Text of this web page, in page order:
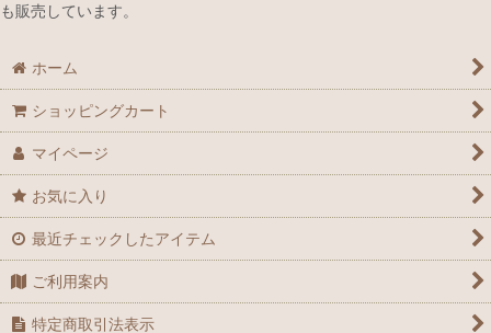
も販売しています。
ホーム
ショッピングカート
マイページ
お気に入り
最近チェックしたアイテム
ご利用案内
特定商取引法表示